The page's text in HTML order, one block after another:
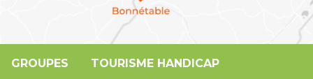
GROUPES TOURISME HANDICAP